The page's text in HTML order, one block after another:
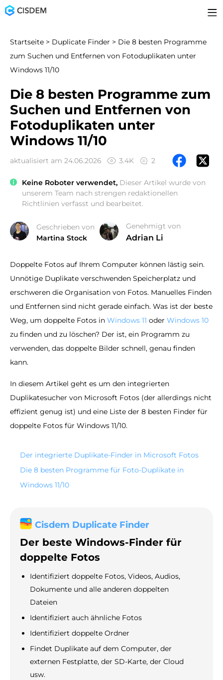
Startseite > Duplicate Finder > Die 8 besten Programme
zum Suchen und Entfernen von Fotoduplikaten unter
Windows 11/10
Die 8 besten Programme zum
Suchen und Entfernen von
Fotoduplikaten unter
Windows 11/10
aktualisiert am 24.06.2026 3.4K 2
Keine Roboter verwendet, Dieser Artikel wurde von
unserem Team nach strengen redaktionellen
Richtlinien verfasst und bearbeitet.
Geschrieben von
Martina Stock
Genehmigt von
Adrian Li
Doppelte Fotos auf Ihrem Computer können lästig sein.
Unnötige Duplikate verschwenden Speicherplatz und
erschweren die Organisation von Fotos. Manuelles Finden
und Entfernen sind nicht gerade einfach. Was ist der beste
Weg, um doppelte Fotos in Windows 11 oder Windows 10
zu finden und zu löschen? Der ist, ein Programm zu
verwenden, das doppelte Bilder schnell, genau finden
kann.
In diesem Artikel geht es um den integrierten
Duplikatesucher von Microsoft Fotos (der allerdings nicht
effizient genug ist) und eine Liste der 8 besten Finder für
doppelte Fotos für Windows 11/10.
Der integrierte Duplikate-Finder in Microsoft Fotos
Die 8 besten Programme für Foto-Duplikate in
Windows 11/10
Cisdem Duplicate Finder
Der beste Windows-Finder für
doppelte Fotos
Identifiziert doppelte Fotos, Videos, Audios,
Dokumente und alle anderen doppelten
Dateien
Identifiziert auch ähnliche Fotos
Identifiziert doppelte Ordner
Findet Duplikate auf dem Computer, der
externen Festplatte, der SD-Karte, der Cloud
usw.